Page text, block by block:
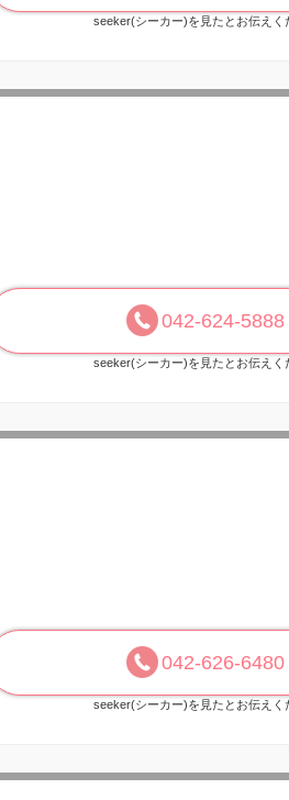
seeker(シーカー)を見たとお伝えく
042-624-5888
seeker(シーカー)を見たとお伝えく
042-626-6480
seeker(シーカー)を見たとお伝えく